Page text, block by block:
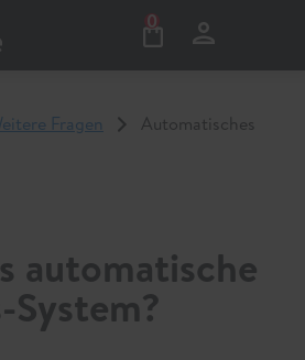
0
Fragen
Automatisches
automatische